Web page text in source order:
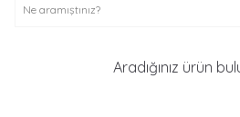
Aradığınız ürün